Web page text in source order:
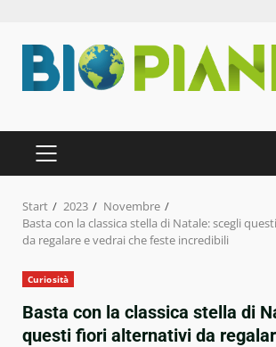
Inhalt
springen
PRIMÄRES
MENÜ
Start 2023
Novembre
Basta con la classica stella di Natale: scegli
da regalare e vedrai che feste incredibili
Curiosità
Basta con la classica stella di
questi fiori alternativi da